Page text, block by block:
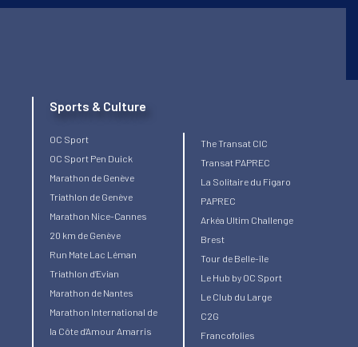
Sports & Culture
OC Sport
OC Sport Pen Duick
Marathon de Genève
Triathlon de Genève
Marathon Nice-Cannes
20 km de Genève
Run Mate Lac Léman
Triathlon d’Evian
Marathon de Nantes
Marathon International de
la Côte d’Amour Amarris
The Transat CIC
Transat PAPREC
La Solitaire du Figaro
PAPREC
Arkéa Ultim Challenge
Brest
Tour de Belle-île
Le Hub by OC Sport
Le Club du Large
C2G
Francofolies